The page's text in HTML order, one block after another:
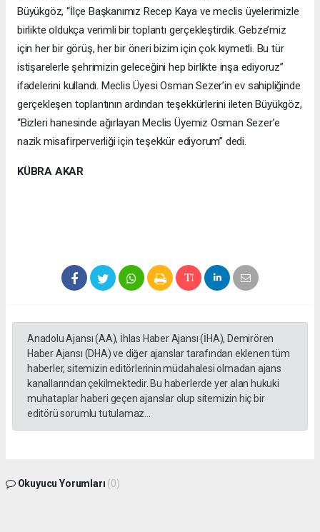
Büyükgöz, “İlçe Başkanımız Recep Kaya ve meclis üyelerimizle
birlikte oldukça verimli bir toplantı gerçekleştirdik. Gebze’miz
için her bir görüş, her bir öneri bizim için çok kıymetli. Bu tür
istişarelerle şehrimizin geleceğini hep birlikte inşa ediyoruz”
ifadelerini kullandı. Meclis Üyesi Osman Sezer’in ev sahipliğinde
gerçekleşen toplantının ardından teşekkürlerini ileten Büyükgöz,
“Bizleri hanesinde ağırlayan Meclis Üyemiz Osman Sezer’e
nazik misafirperverliği için teşekkür ediyorum” dedi.
KÜBRA AKAR
Anadolu Ajansı (AA), İhlas Haber Ajansı (İHA), Demirören
Haber Ajansı (DHA) ve diğer ajanslar tarafından eklenen tüm
haberler, sitemizin editörlerinin müdahalesi olmadan ajans
kanallarından çekilmektedir. Bu haberlerde yer alan hukuki
muhataplar haberi geçen ajanslar olup sitemizin hiç bir
editörü sorumlu tutulamaz...
Okuyucu Yorumları (0)